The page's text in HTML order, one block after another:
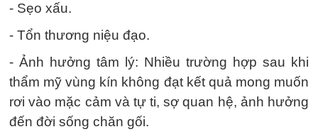
- Sẹo xấu.
- Tổn thương niệu đạo.
- Ảnh hưởng tâm lý: Nhiều trường hợp sau khi
thẩm mỹ vùng kín không đạt kết quả mong muốn
rơi vào mặc cảm và tự ti, sợ quan hệ, ảnh hưởng
đến đời sống chăn gối.